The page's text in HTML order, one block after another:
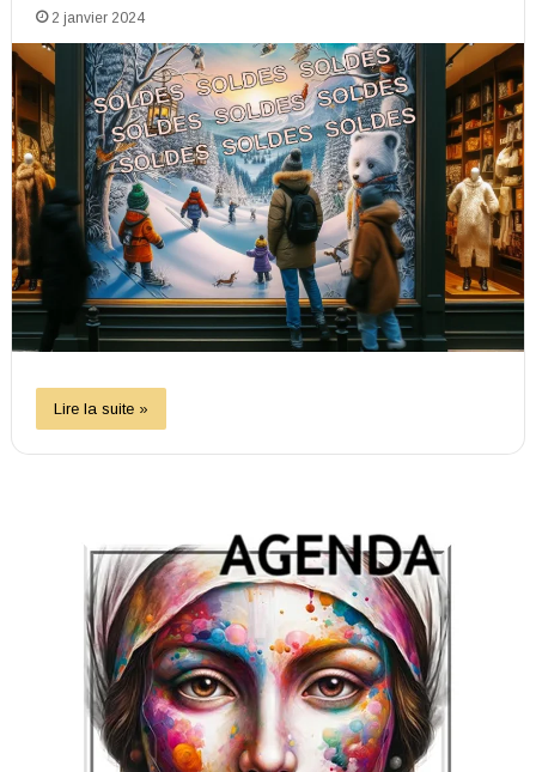
2 janvier 2024
Lire la suite »